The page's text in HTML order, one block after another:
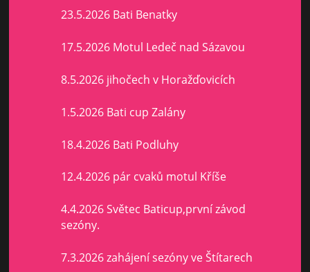
23.5.2026 Bati Benatky
17.5.2026 Motul Ledeč nad Sázavou
8.5.2026 jihočech v Horažďovicích
1.5.2026 Bati cup Zalány
18.4.2026 Bati Podluhy
12.4.2026 pár cvaků motul Kříše
4.4.2026 Světec Baticup,první závod
sezóny.
7.3.2026 zahájení sezóny ve Štítarech